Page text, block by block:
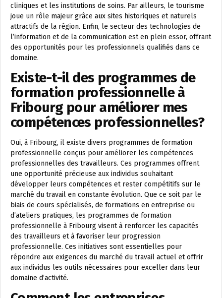
cliniques et les institutions de soins. Par ailleurs, le tourisme
joue un rôle majeur grâce aux sites historiques et naturels
attractifs de la région. Enfin, le secteur des technologies de
l’information et de la communication est en plein essor, offrant
des opportunités pour les professionnels qualifiés dans ce
domaine.
Existe-t-il des programmes de
formation professionnelle à
Fribourg pour améliorer mes
compétences professionnelles?
Oui, à Fribourg, il existe divers programmes de formation
professionnelle conçus pour améliorer les compétences
professionnelles des travailleurs. Ces programmes offrent
une opportunité précieuse aux individus souhaitant
développer leurs compétences et rester compétitifs sur le
marché du travail en constante évolution. Que ce soit par le
biais de cours spécialisés, de formations en entreprise ou
d’ateliers pratiques, les programmes de formation
professionnelle à Fribourg visent à renforcer les capacités
des travailleurs et à favoriser leur progression
professionnelle. Ces initiatives sont essentielles pour
répondre aux exigences du marché du travail actuel et offrir
aux individus les outils nécessaires pour exceller dans leur
domaine d’activité.